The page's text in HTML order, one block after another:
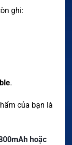
ghi:
.
của bạn là
hoặc